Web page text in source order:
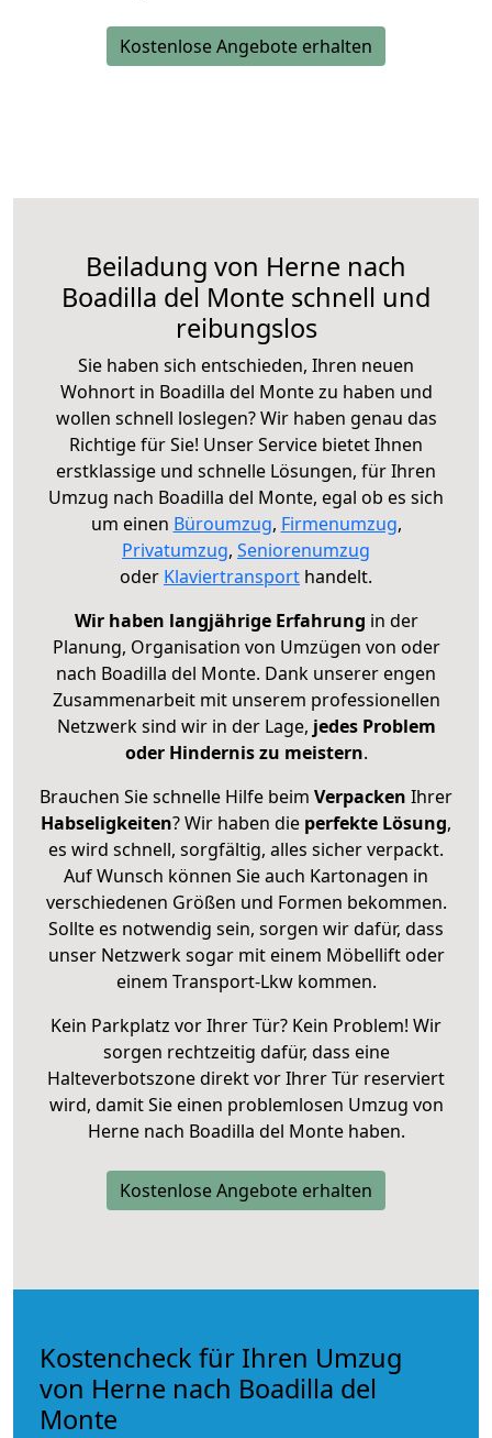
Kostenlose Angebote erhalten
Beiladung von Herne nach
Boadilla del Monte schnell und
reibungslos
Sie haben sich entschieden, Ihren neuen
Wohnort in Boadilla del Monte zu haben und
wollen schnell loslegen? Wir haben genau das
Richtige für Sie! Unser Service bietet Ihnen
erstklassige und schnelle Lösungen, für Ihren
Umzug nach Boadilla del Monte, egal ob es sich
um einen Büroumzug, Firmenumzug,
Privatumzug, Seniorenumzug
oder Klaviertransport handelt.
Wir haben langjährige Erfahrung in der
Planung, Organisation von Umzügen von oder
nach Boadilla del Monte. Dank unserer engen
Zusammenarbeit mit unserem professionellen
Netzwerk sind wir in der Lage, jedes Problem
oder Hindernis zu meistern.
Brauchen Sie schnelle Hilfe beim Verpacken Ihrer
Habseligkeiten? Wir haben die perfekte Lösung,
es wird schnell, sorgfältig, alles sicher verpackt.
Auf Wunsch können Sie auch Kartonagen in
verschiedenen Größen und Formen bekommen.
Sollte es notwendig sein, sorgen wir dafür, dass
unser Netzwerk sogar mit einem Möbellift oder
einem Transport-Lkw kommen.
Kein Parkplatz vor Ihrer Tür? Kein Problem! Wir
sorgen rechtzeitig dafür, dass eine
Halteverbotszone direkt vor Ihrer Tür reserviert
wird, damit Sie einen problemlosen Umzug von
Herne nach Boadilla del Monte haben.
Kostenlose Angebote erhalten
Kostencheck für Ihren Umzug
von Herne nach Boadilla del
Monte